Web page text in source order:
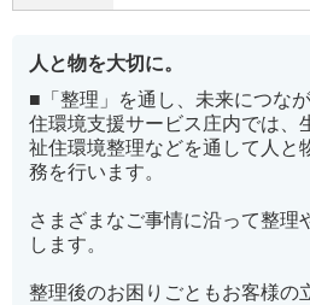
人と物を大切に。
■「整理」を通し、未来につな
住環境支援サービス庄内では、
祉住環境整理などを通して人と
務を行います。
さまざまなご事情に沿って整理
します。
整理後のお困りごともお客様の